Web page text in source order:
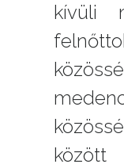
kívüli
között